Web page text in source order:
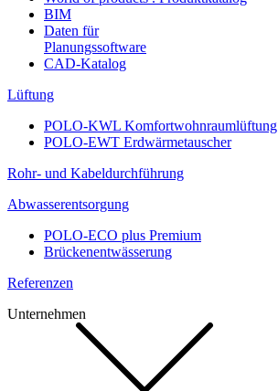
BIM
Daten für
Planungssoftware
CAD-Katalog
Lüftung
POLO-KWL Komfortwohnraumlüftung
POLO-EWT Erdwärmetauscher
Rohr- und Kabeldurchführung
Abwasserentsorgung
POLO-ECO plus Premium
Brückenentwässerung
Referenzen
Unternehmen